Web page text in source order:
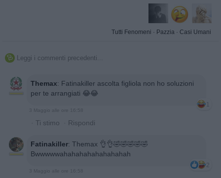
Tutti Fenomeni · Pazzia · Casi Umani
 Leggi i commenti precedenti...
Themax: Fatinakiller ascolta figliola non ho soluzioni
per te arrangiati 😂😂
1
· Ti stimo · Rispondi
Fatinakiller: Themax 👌👌🤣🤣🤣🤣🤣
Bwwwwwahahahahahahahahah
2